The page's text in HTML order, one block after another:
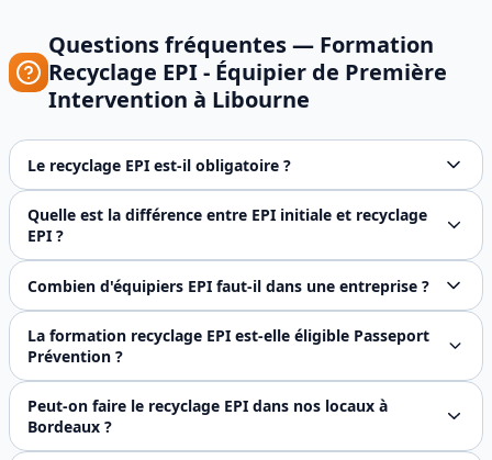
Questions fréquentes — Formation
Recyclage EPI - Équipier de Première
Intervention à Libourne
Le recyclage EPI est-il obligatoire ?
Oui, le recyclage EPI est obligatoire tous les 12 mois
Quelle est la différence entre EPI initiale et recyclage
EPI ?
La formation EPI initiale (3,5 à 7h) forme les nouveaux
Combien d'équipiers EPI faut-il dans une entreprise ?
Le Code du travail n'impose pas de nombre précis, mais
La formation recyclage EPI est-elle éligible Passeport
Prévention ?
Oui, le recyclage EPI est éligible au Passeport
Peut-on faire le recyclage EPI dans nos locaux à
Bordeaux ?